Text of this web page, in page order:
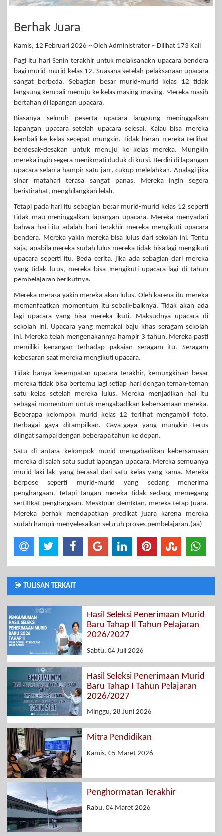
Berhak Juara
Kamis, 12 Februari 2026 ~ Oleh Administrator ~ Dilihat 173 Kali
Pagi itu hari Senin terakhir untuk melaksanakn upacara bendera
bagi murid-murid kelas 12. Suasana setelah pelaksanaan upacara
sangat berbeda. Sebagian besar murid-murid kelas 12 tidak
langsung kembali menuju ke kelas masing-masing. Mereka masih
bertahan di lapangan upacara.
Biasanya seluruh peserta upacara langsung meninggalkan
lapangan upacara setelah upacara selesai. Kalau bisa mereka
kembali ke kelas secepat mungkin. Tidak heran mereka terlihat
berdesak-desakan untuk menuju ke kelas mereka. Mungkin
mereka ingin segera menikmati duduk di kursi. Berdiri di lapangan
upacara selama hampir satu jam, cukup melelahkan. Apalagi jika
sinar matahari terasa sangat panas. Mereka ingin segera
beristirahat, menghilangkan lelah.
Tetapi pada hari itu sebagian besar murid-murid kelas 12 seperti
tidak mau meninggalkan lapangan upacara. Mereka menyadari
bahwa hari itu adalah hari terakhir mereka mengikuti upacara
bendera. Mereka yakin mereka bisa lulus dari sekolah ini. Tentu
saja, apabila mereka sudah lulus mereka tidak bisa lagi mengikuti
upacara seperti itu. Beda cerita, jika ada sebagian dari mereka
yang tidak lulus, mereka bisa mengikuti upacara lagi di tahun
pembelajaran berikutnya.
Mereka merasa yakin mereka akan lulus. Oleh karena itu mereka
memanfaatkan momentum itu sebaik-baiknya. Tidak akan ada
lagi upacara yang bisa mereka ikuti. Maksudnya upacara di
sekolah ini. Upacara yang memakai baju khas seragam sekolah
ini. Mereka telah mengenakannya hampir 3 tahun. Mereka pasti
memiliki kenangan terhadap pakaian seragam itu. Seragam
kebesaran saat mereka mengikuti upacara.
Tidak hanya kesempatan upacara terakhir, kemungkinan besar
mereka tidak bisa bertemu lagi setiap hari dengan teman-teman
satu kelas setelah mereka lulus. Mereka menjadikan hal itu
sebagai momentum untuk mengabadikan kebersamaan mereka.
Beberapa kelompok murid kelas 12 terlihat mengambil foto.
Berbagai gaya ditampilkan. Gaya-gaya yang mungkin terus
diingat sampai dengan beberapa tahun ke depan.
Satu di antara kelompok murid mengabadikan kebersamaan
mereka di salah satu sudut lapangan upacara. Mereka semuanya
murid laki-laki yang berasal dari satu kelas yang sama. Mereka
berpose seperti murid-murid yang sedang menerima
penghargaan. Tetapi tangan mereka tidak sedang memegang
sertifikat penghargaan. Meskipun demikian, mereka tetap juara.
Mereka berhak mendapatkan predikat juara karena mereka
sudah hampir menyelesaikan seluruh proses pembelajaran.(aa)
TULISAN TERKAIT
Hasil Seleksi Penerimaan Murid
Baru Tahap II Tahun Pelajaran
2026/2027
Sabtu, 04 Juli 2026
Hasil Seleksi Penerimaan Murid
Baru Tahap I Tahun Pelajaran
2026/2027
Minggu, 28 Juni 2026
Mitra Pendidikan
Kamis, 05 Maret 2026
Penghormatan Terakhir
Rabu, 04 Maret 2026